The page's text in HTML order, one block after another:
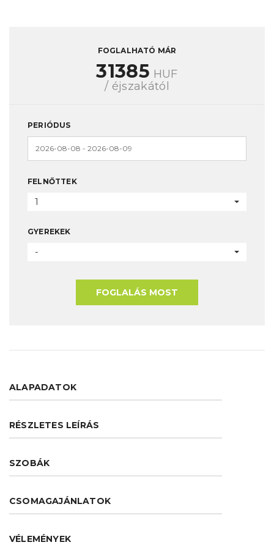
FOGLALHATÓ MÁR
31385 HUF
/ éjszakától
PERIÓDUS
FELNŐTTEK
1
GYEREKEK
-
FOGLALÁS MOST
ALAPADATOK
RÉSZLETES LEÍRÁS
SZOBÁK
CSOMAGAJÁNLATOK
VÉLEMÉNYEK